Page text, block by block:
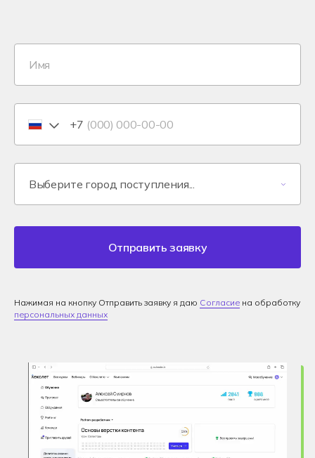
+7
Отправить заявку
Нажимая на кнопку Отправить заявку я даю Согласие на обработку
персональных данных